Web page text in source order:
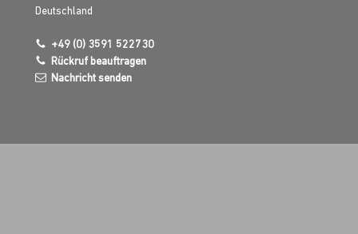
Deutschland
+49 (0) 3591 522730
Rückruf beauftragen
Nachricht senden